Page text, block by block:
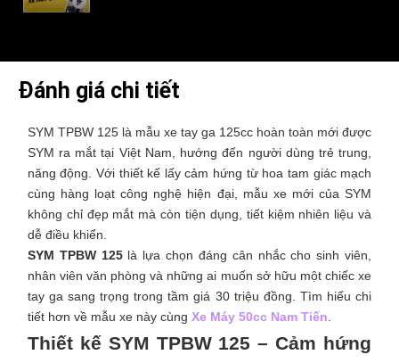
Đánh giá chi tiết
SYM TPBW 125 là mẫu xe tay ga 125cc hoàn toàn mới được
SYM ra mắt tại Việt Nam, hướng đến người dùng trẻ trung,
năng động. Với thiết kế lấy cảm hứng từ hoa tam giác mạch
cùng hàng loạt công nghệ hiện đại, mẫu xe mới của SYM
không chỉ đẹp mắt mà còn tiện dụng, tiết kiệm nhiên liệu và
dễ điều khiển.
SYM TPBW 125là lựa chọn đáng cân nhắc cho sinh viên,
nhân viên văn phòng và những ai muốn sở hữu một chiếc xe
tay ga sang trọng trong tầm giá 30 triệu đồng. Tìm hiểu chi
tiết hơn về mẫu xe này cùng Xe Máy 50cc Nam Tiến
Thiết kế SYM TPBW 125 – Cảm hứng